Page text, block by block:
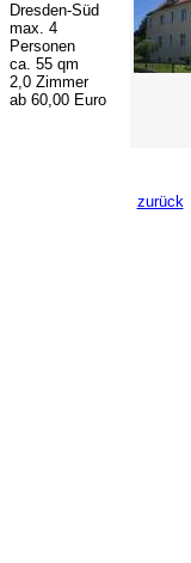
Dresden-Süd
max. 4
Personen
ca. 55 qm
2,0 Zimmer
ab 60,00 Euro
zurück